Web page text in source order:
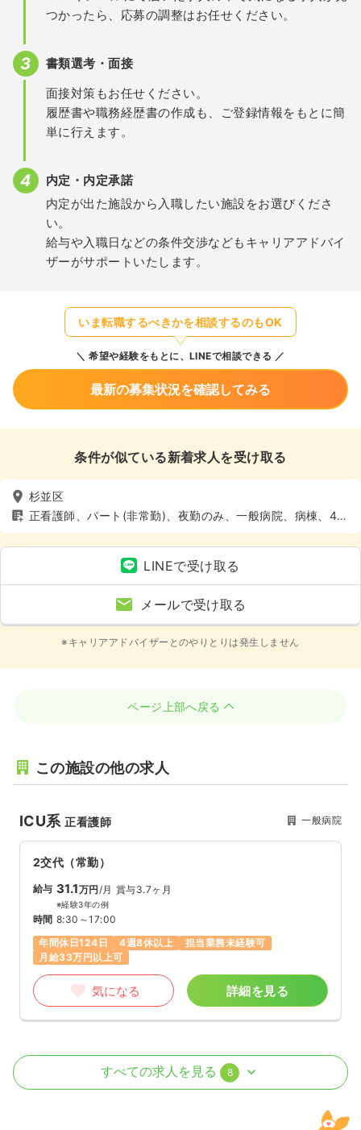
つかったら、応募の調整はお任せください。
書類選考・面接
面接対策もお任せください。
履歴書や職務経歴書の作成も、ご登録情報をもとに簡
単に行えます。
内定・内定承諾
内定が出た施設から入職したい施設をお選びくださ
い。
給与や入職日などの条件交渉などもキャリアアドバイ
ザーがサポートいたします。
いま転職するべきかを相談するのもOK
希望や経験をもとに、LINEで相談できる
最新の募集状況を確認してみる
条件が似ている新着求人を受け取る
杉並区
正看護師、パート(非常勤)、夜勤のみ、一般病院、病棟、4週
8休以上
LINEで受け取る
メールで受け取る
※キャリアアドバイザーとのやりとりは発生しません
ページ上部へ戻る
この施設の他の求人
ICU系正看護師 一般病院
2交代（常勤）
給与 31.1万円 /月 賞与3.7ヶ月
※経験3年の例
時間 8:30～17:00
年間休日124日
4週8休以上
担当業務未経験可
月給33万円以上可
気になる 詳細を見る
病棟 すべての求人を見る 8